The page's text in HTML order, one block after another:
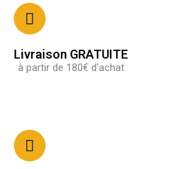
Livraison GRATUITE
à partir de 180€ d'achat